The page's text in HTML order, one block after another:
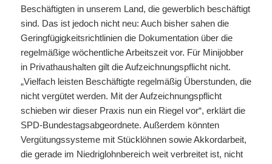
Beschäftigten in unserem Land, die gewerblich beschäftigt
sind. Das ist jedoch nicht neu: Auch bisher sahen die
Geringfügigkeitsrichtlinien die Dokumentation über die
regelmäßige wöchentliche Arbeitszeit vor. Für Minijobber
in Privathaushalten gilt die Aufzeichnungspflicht nicht.
„Vielfach leisten Beschäftigte regelmäßig Überstunden, die
nicht vergütet werden. Mit der Aufzeichnungspflicht
schieben wir dieser Praxis nun ein Riegel vor“, erklärt die
SPD-Bundestagsabgeordnete. Außerdem könnten
Vergütungssysteme mit Stücklöhnen sowie Akkordarbeit,
die gerade im Niedriglohnbereich weit verbreitet ist, nicht